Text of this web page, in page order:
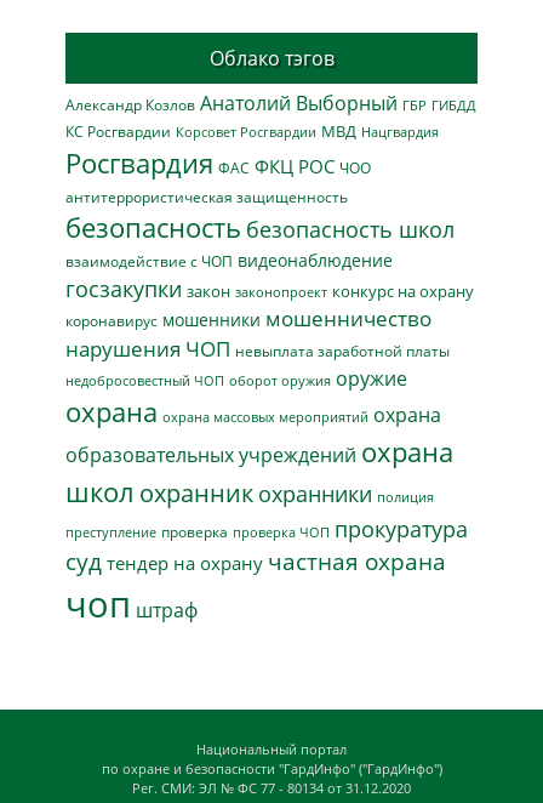
Облако тэгов
Александр Козлов Анатолий Выборный ГБР ГИБДД
КС Росгвардии Корсовет Росгвардии МВД Нацгвардия
Росгвардия ФАС ФКЦ РОС ЧОО
антитеррористическая защищенность
безопасность безопасность школ
взаимодействие с ЧОП видеонаблюдение
госзакупки закон законопроект конкурс на охрану
коронавирус мошенники мошенничество
нарушения ЧОП невыплата заработной платы
недобросовестный ЧОП оборот оружия оружие
охрана охрана массовых мероприятий охрана
образовательных учреждений охрана
школ охранник охранники полиция
преступление проверка проверка ЧОП прокуратура
суд тендер на охрану частная охрана
чоп штраф
Национальный портал
по охране и безопасности "ГардИнфо" ("ГардИнфо")
Рег. СМИ: ЭЛ № ФС 77 - 80134 от 31.12.2020